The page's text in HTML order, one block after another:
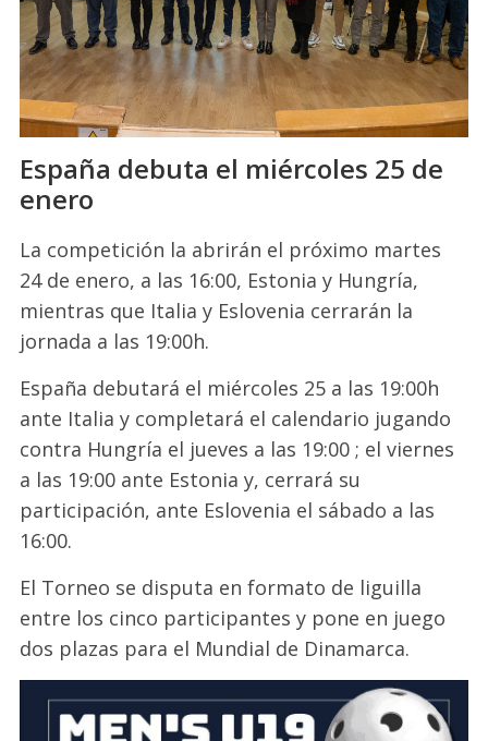
España debuta el miércoles 25 de
enero
La competición la abrirán el próximo martes
24 de enero, a las 16:00, Estonia y Hungría,
mientras que Italia y Eslovenia cerrarán la
jornada a las 19:00h.
España debutará el miércoles 25 a las 19:00h
ante Italia y completará el calendario jugando
contra Hungría el jueves a las 19:00 ; el viernes
a las 19:00 ante Estonia y, cerrará su
participación, ante Eslovenia el sábado a las
16:00.
El Torneo se disputa en formato de liguilla
entre los cinco participantes y pone en juego
dos plazas para el Mundial de Dinamarca.